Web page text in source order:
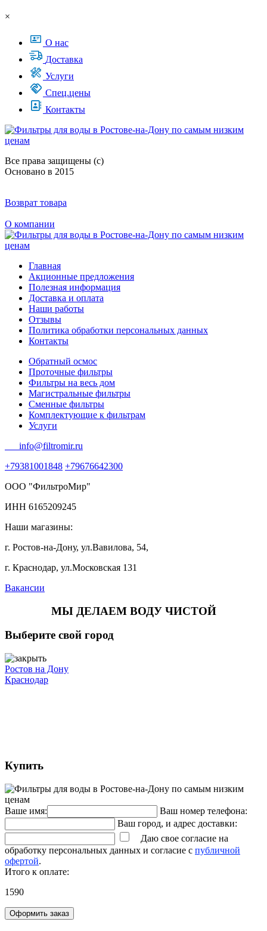
×
О нас
Доставка
Услуги
Спец.цены
Контакты
Все права защищены (с)
Основано в 2015
Возврат товара
О компании
Главная
Акционные предложения
Полезная информация
Доставка и оплата
Наши работы
Отзывы
Политика обработки персональных данных
Контакты
Обратный осмос
Проточные фильтры
Фильтры на весь дом
Магистральные фильтры
Сменные фильтры
Комплектующие к фильтрам
Услуги
info@filtromir.ru
+79381001848 +79676642300
ООО "ФильтроМир"
ИНН 6165209245
Наши магазины:
г. Ростов-на-Дону, ул.Вавилова, 54,
г. Краснодар, ул.Московская 131
Вакансии
МЫ ДЕЛАЕМ ВОДУ ЧИСТОЙ
Выберите свой город
Ростов на Дону
Краснодар
Купить
Ваше имя:
Ваш номер телефона:
Ваш город, и адрес доставки:
Даю свое согласие на
обработку персональных данных и согласие с публичной
офертой.
Итого к оплате:
1590
Оформить заказ